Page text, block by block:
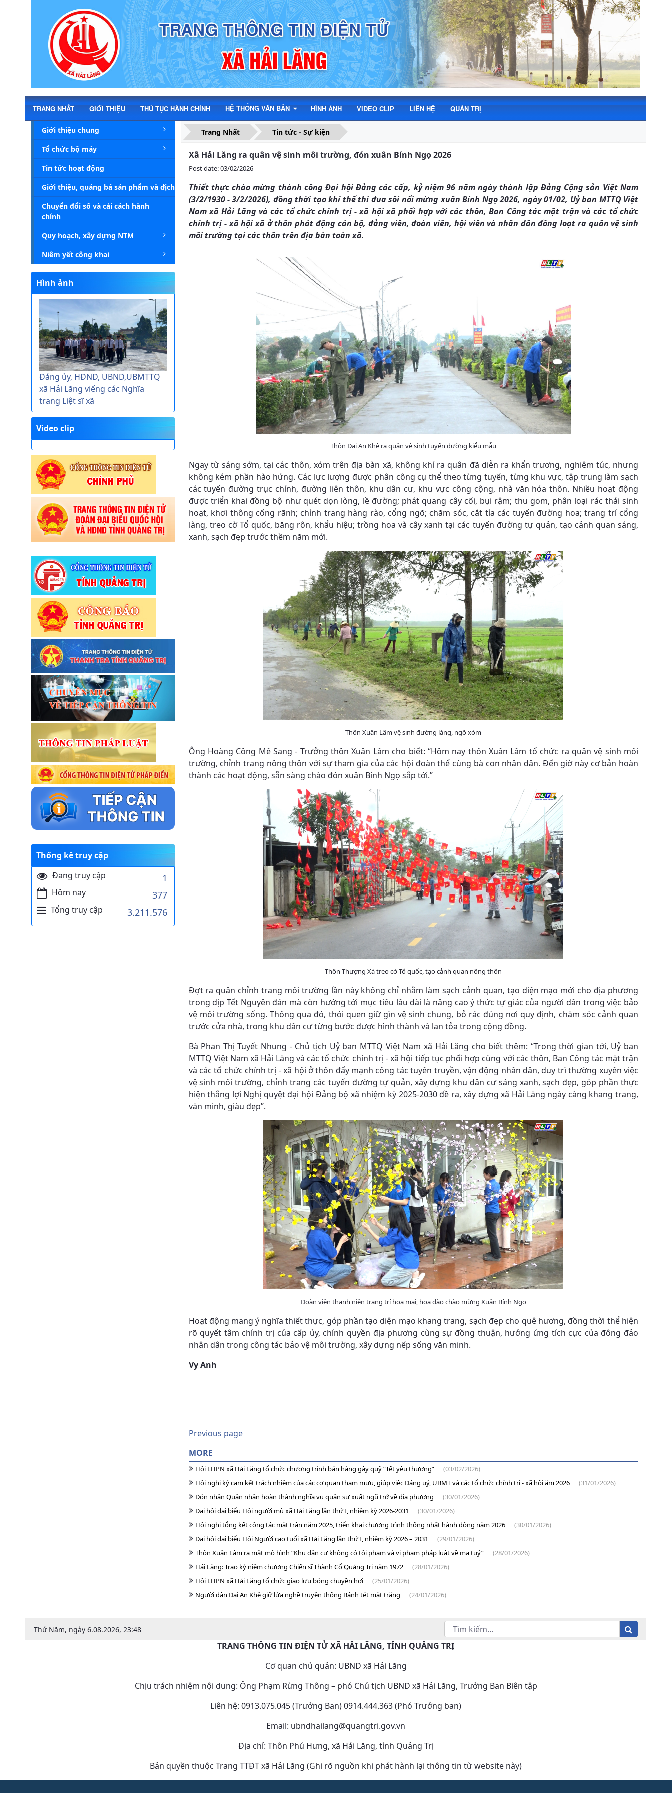
Chi tiết tin - Xã Hải Lăng
TRANG NHẤT GIỚI THIỆU THỦ TỤC HÀNH CHÍNH HỆ THỐNG VĂN BẢN HÌNH ẢNH VIDEO CLIP LIÊN HỆ QUẢN TRỊ
Giới thiệu chung
Tổ chức bộ máy
Tin tức hoạt động
Giới thiệu, quảng bá sản phẩm và dịch vụ du lịch
Chuyển đổi số và cải cách hành
chính
Quy hoạch, xây dựng NTM
Niêm yết công khai
Hình ảnh
Đảng ủy, HĐND, UBND,UBMTTQ
xã Hải Lăng viếng các Nghĩa
trang Liệt sĩ xã
Video clip
Thống kê truy cập
Đang truy cập
1
Hôm nay 377
Tổng truy cập 3.211.576
Trang Nhất Tin tức - Sự kiện
Xã Hải Lăng ra quân vệ sinh môi trường, đón xuân Bính Ngọ 2026
Post date: 03/02/2026
Thiết thực chào mừng thành công Đại hội Đảng các cấp, kỷ niệm 96 năm ngày thành lập Đảng Cộng sản Việt Nam
(3/2/1930 - 3/2/2026), đồng thời tạo khí thế thi đua sôi nổi mừng xuân Bính Ngọ 2026, ngày 01/02, Uỷ ban MTTQ Việt
Nam xã Hải Lăng và các tổ chức chính trị - xã hội xã phối hợp với các thôn, Ban Công tác mặt trận và các tổ chức
chính trị - xã hội xã ở thôn phát động cán bộ, đảng viên, đoàn viên, hội viên và nhân dân đồng loạt ra quân vệ sinh
môi trường tại các thôn trên địa bàn toàn xã.
Thôn Đại An Khê ra quân vệ sinh tuyến đường kiểu mẫu
Ngay từ sáng sớm, tại các thôn, xóm trên địa bàn xã, không khí ra quân đã diễn ra khẩn trương, nghiêm túc, nhưng
không kém phần hào hứng. Các lực lượng được phân công cụ thể theo từng tuyến, từng khu vực, tập trung làm sạch
các tuyến đường trục chính, đường liên thôn, khu dân cư, khu vực công cộng, nhà văn hóa thôn. Nhiều hoạt động
được triển khai đồng bộ như quét dọn lòng, lề đường; phát quang cây cối, bụi rậm; thu gom, phân loại rác thải sinh
hoạt, khơi thông cống rãnh; chỉnh trang hàng rào, cổng ngõ; chăm sóc, cắt tỉa các tuyến đường hoa; trang trí cổng
làng, treo cờ Tổ quốc, băng rôn, khẩu hiệu; trồng hoa và cây xanh tại các tuyến đường tự quản, tạo cảnh quan sáng,
xanh, sạch đẹp trước thềm năm mới.
Thôn Xuân Lâm vệ sinh đường làng, ngõ xóm
Ông Hoàng Công Mê Sang - Trưởng thôn Xuân Lâm cho biết: “Hôm nay thôn Xuân Lâm tổ chức ra quân vệ sinh môi
trường, chỉnh trang nông thôn với sự tham gia của các hội đoàn thể cùng bà con nhân dân. Đến giờ này cơ bản hoàn
thành các hoạt động, sẵn sàng chào đón xuân Bính Ngọ sắp tới.”
Thôn Thượng Xá treo cờ Tổ quốc, tạo cảnh quan nông thôn
Đợt ra quân chỉnh trang môi trường lần này không chỉ nhằm làm sạch cảnh quan, tạo diện mạo mới cho địa phương
trong dịp Tết Nguyên đán mà còn hướng tới mục tiêu lâu dài là nâng cao ý thức tự giác của người dân trong việc bảo
vệ môi trường sống. Thông qua đó, thói quen giữ gìn vệ sinh chung, bỏ rác đúng nơi quy định, chăm sóc cảnh quan
trước cửa nhà, trong khu dân cư từng bước được hình thành và lan tỏa trong cộng đồng.
Bà Phan Thị Tuyết Nhung - Chủ tịch Uỷ ban MTTQ Việt Nam xã Hải Lăng cho biết thêm: “Trong thời gian tới, Uỷ ban
MTTQ Việt Nam xã Hải Lăng và các tổ chức chính trị - xã hội tiếp tục phối hợp cùng với các thôn, Ban Công tác mặt trận
và các tổ chức chính trị - xã hội ở thôn đẩy mạnh công tác tuyên truyền, vận động nhân dân, duy trì thường xuyên việc
vệ sinh môi trường, chỉnh trang các tuyến đường tự quản, xây dựng khu dân cư sáng xanh, sạch đẹp, góp phần thực
hiện thắng lợi Nghị quyệt đại hội Đảng bộ xã nhiệm kỳ 2025-2030 đề ra, xây dựng xã Hải Lăng ngày càng khang trang,
văn minh, giàu đẹp”.
Đoàn viên thanh niên trang trí hoa mai, hoa đào chào mừng Xuân Bính Ngọ
Hoạt động mang ý nghĩa thiết thực, góp phần tạo diện mạo khang trang, sạch đẹp cho quê hương, đồng thời thể hiện
rõ quyết tâm chính trị của cấp ủy, chính quyền địa phương cùng sự đồng thuận, hưởng ứng tích cực của đông đảo
nhân dân trong công tác bảo vệ môi trường, xây dựng nếp sống văn minh.
Vy Anh
Previous page
MORE
Hội LHPN xã Hải Lăng tổ chức chương trình bán hàng gây quỹ “Tết yêu thương”
(03/02/2026)
Hội nghị ký cam kết trách nhiệm của các cơ quan tham mưu, giúp việc Đảng uỷ, UBMT và các tổ chức chính trị - xã hội ăm 2026
(31/01/2026)
Đón nhận Quân nhân hoàn thành nghĩa vụ quân sự xuất ngũ trở về địa phương
(30/01/2026)
Đại hội đại biểu Hội người mù xã Hải Lăng lần thứ I, nhiệm kỳ 2026-2031
(30/01/2026)
Hội nghị tổng kết công tác mặt trận năm 2025, triển khai chương trình thống nhất hành động năm 2026
(30/01/2026)
Đại hội đại biểu Hội Người cao tuổi xã Hải Lăng lần thứ I, nhiệm kỳ 2026 – 2031
(29/01/2026)
Thôn Xuân Lâm ra mắt mô hình “Khu dân cư không có tội phạm và vi phạm pháp luật về ma tuý”
(28/01/2026)
Hải Lăng: Trao kỷ niệm chương Chiến sĩ Thành Cổ Quảng Trị năm 1972
(28/01/2026)
Hội LHPN xã Hải Lăng tổ chức giao lưu bóng chuyền hơi
(25/01/2026)
Người dân Đại An Khê giữ lửa nghề truyền thống Bánh tét mặt trăng
(24/01/2026)
Thứ Năm, ngày 6.08.2026, 23:48
TRANG THÔNG TIN ĐIỆN TỬ XÃ HẢI LĂNG, TỈNH QUẢNG TRỊ
Cơ quan chủ quản: UBND xã Hải Lăng
Chịu trách nhiệm nội dung: Ông Phạm Rừng Thông – phó Chủ tịch UBND xã Hải Lăng, Trưởng Ban Biên tập
Liên hệ: 0913.075.045 (Trưởng Ban) 0914.444.363 (Phó Trưởng ban)
Email: ubndhailang@quangtri.gov.vn
Địa chỉ: Thôn Phú Hưng, xã Hải Lăng, tỉnh Quảng Trị
Bản quyền thuộc Trang TTĐT xã Hải Lăng (Ghi rõ nguồn khi phát hành lại thông tin từ website này)